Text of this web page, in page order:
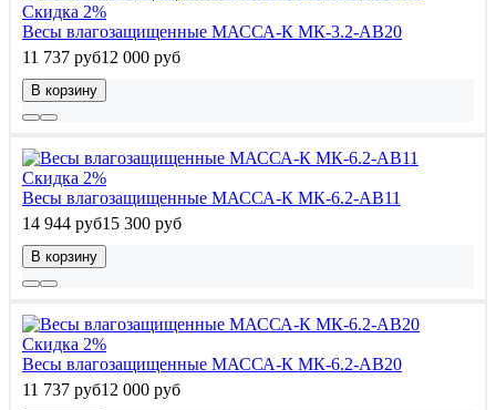
Скидка 2%
Весы влагозащищенные МАССА-К МК-3.2-АВ20
11 737 руб12 000 руб
В корзину
Скидка 2%
Весы влагозащищенные МАССА-К МК-6.2-АВ11
14 944 руб15 300 руб
В корзину
Скидка 2%
Весы влагозащищенные МАССА-К МК-6.2-АВ20
11 737 руб12 000 руб